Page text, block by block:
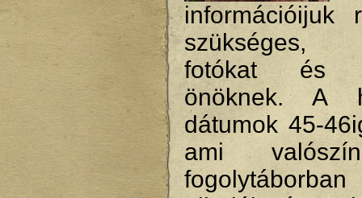
információijuk
szükséges,
fotókat és
önöknek. A
dátumok 45-
ami